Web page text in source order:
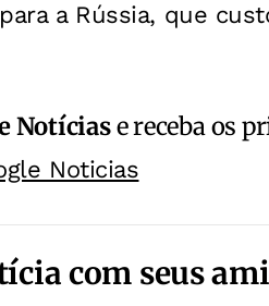
a Rússia, que
Notíciase receba os
Noticias
com seus